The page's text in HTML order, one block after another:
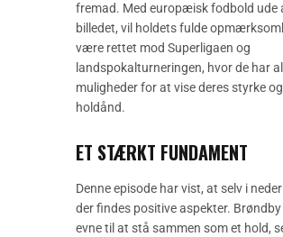
fremad. Med europæisk fodbold ude
billedet, vil holdets fulde
være rettet mod Superligaen og
landspokalturneringen, hvor de har
muligheder for at vise deres styrke og
holdånd.
ET STÆRKT FUNDAMENT
Denne episode har vist, at selv i
der findes positive aspekter. Brøndby
evne til at stå sammen som et hold,